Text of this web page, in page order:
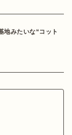
地みたいな“コット